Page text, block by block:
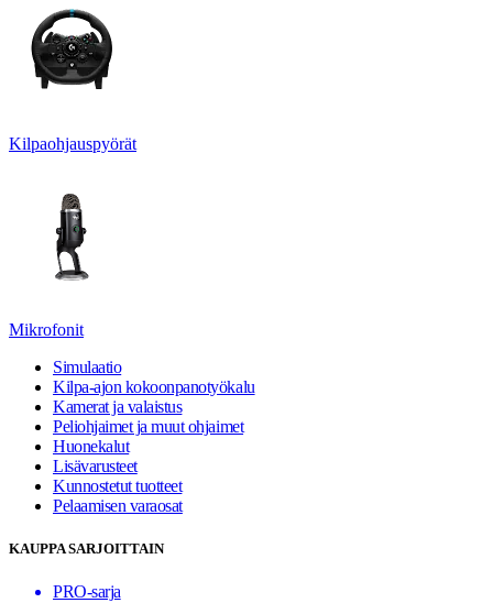
Kilpaohjauspyörät
Mikrofonit
Simulaatio
Kilpa-ajon kokoonpanotyökalu
Kamerat ja valaistus
Peliohjaimet ja muut ohjaimet
Huonekalut
Lisävarusteet
Kunnostetut tuotteet
Pelaamisen varaosat
KAUPPA SARJOITTAIN
PRO-sarja